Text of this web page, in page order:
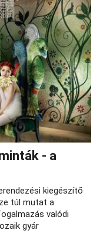
- a
kiegészítő
túl mutat a
valódi
gyár